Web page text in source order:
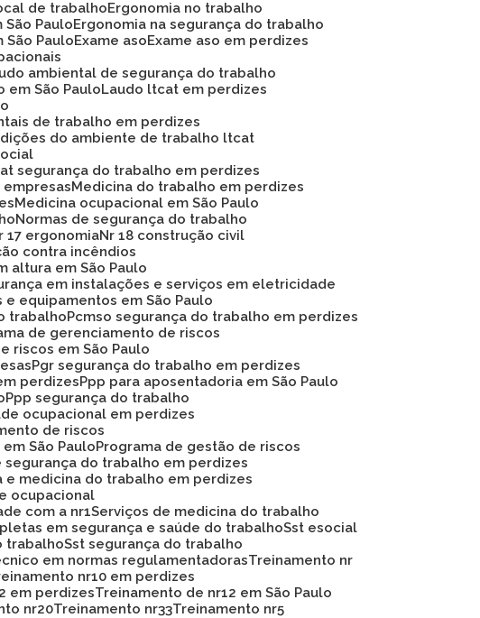
de trabalho
Ergonomia no trabalho
São Paulo
Ergonomia na segurança do trabalho
São Paulo Exame aso Exame aso em perdizes
ambiental de segurança do trabalho
em São Paulo
Laudo ltcat em perdizes
de trabalho em perdizes
do ambiente de trabalho ltcat
segurança do trabalho em perdizes
empresas
Medicina do trabalho em perdizes
Medicina ocupacional em São Paulo
Normas de segurança do trabalho
Nr 17 ergonomia
Nr 18 construção civil
contra incêndios
altura em São Paulo
em instalações e serviços em eletricidade
e equipamentos em São Paulo
trabalho
Pcmso segurança do trabalho em perdizes
de gerenciamento de riscos
riscos em São Paulo
Pgr segurança do trabalho em perdizes
perdizes
Ppp para aposentadoria em São Paulo
Ppp segurança do trabalho
ocupacional em perdizes
de riscos
São Paulo
Programa de gestão de riscos
segurança do trabalho em perdizes
e medicina do trabalho em perdizes
ocupacional
com a nr1 Serviços de medicina do trabalho
em segurança e saúde do trabalho Sst esocial
trabalho Sst segurança do trabalho
em normas regulamentadoras
Treinamento nr
nr10 em perdizes
em perdizes
Treinamento de nr12 em São Paulo
nr20 Treinamento nr33 Treinamento nr5